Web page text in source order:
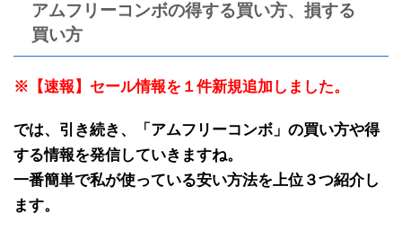
アムフリーコンボの得する買い方、損する
買い方
※【速報】セール情報を１件新規追加しました。
では、引き続き、「 アムフリーコンボ 」の買い方や得
する情報を発信していきますね。
一番簡単で私が使っている安い方法を上位３つ紹介し
ます。